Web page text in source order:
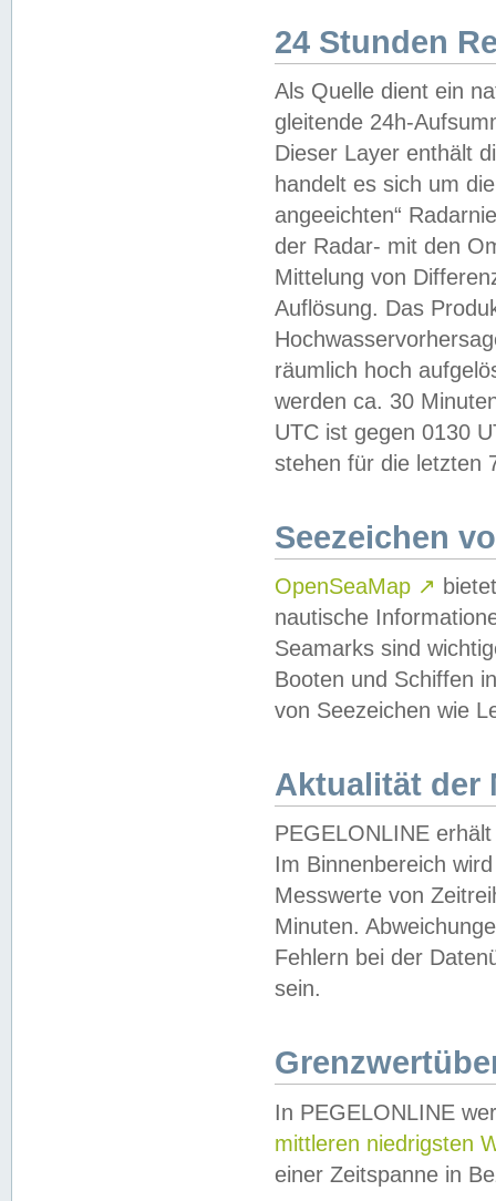
24 Stunden
Als Quelle dient ein
gleitende 24h-
Dieser Layer enthält
handelt es sich um
angeeichten“
der Radar- mit den
Mittelung von
Auflösung. Das
räumlich hoch
werden ca. 30
UTC ist gegen 0130
stehen für die letzten
Seezeichen
OpenSeaMap ↗
nautische
Seamarks sind
Booten und Schiffen
von Seezeichen wie
Aktualität der
PEGELONLINE
Im Binnenbereich
Messwerte von
Minuten.
Fehlern bei der
sein.
In PEGELONLINE
mittleren niedrigsten
einer Zeitspanne in